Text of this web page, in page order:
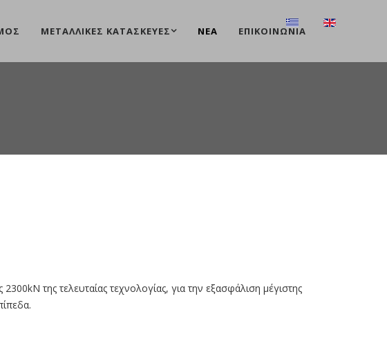
ΜΕΤΑΛΛΙΚΕΣ ΚΑΤΑΣΚΕΥΕΣ ΝΕΑ ΕΠΙΚΟΙΝΩΝΊΑ
της τελευταίας τεχνολογίας, για την εξασφάλιση μέγιστης